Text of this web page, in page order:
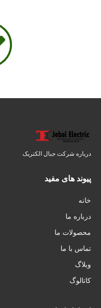
درباره شرکت جبال الکتریک
پیوند های مفید
خانه
درباره ما
محصولات ما
تماس با ما
وبلاگ
کاتالوگ